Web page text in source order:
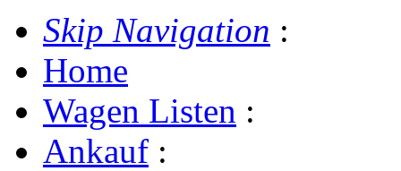
Skip Navigation :
Home
Wagen Listen :
Ankauf :